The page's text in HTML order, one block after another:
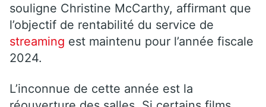
souligne Christine McCarthy, affirmant que
l’objectif de rentabilité du service de
streaming est maintenu pour l’année fiscale
2024.
L’inconnue de cette année est la